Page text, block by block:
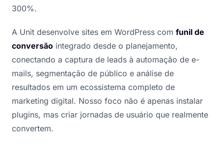
300%.
A Unit desenvolve sites em WordPress com funil de
conversão integrado desde o planejamento,
conectando a captura de leads à automação de e-
mails, segmentação de público e análise de
resultados em um ecossistema completo de
marketing digital. Nosso foco não é apenas instalar
plugins, mas criar jornadas de usuário que realmente
convertem.